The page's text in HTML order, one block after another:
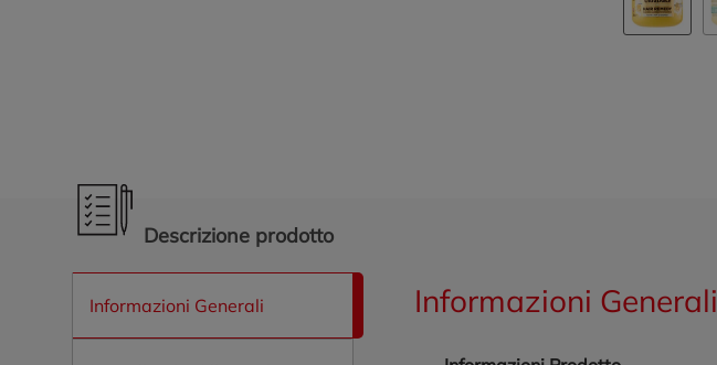
Descrizione prodotto
Informazioni Generali Informazioni Generali